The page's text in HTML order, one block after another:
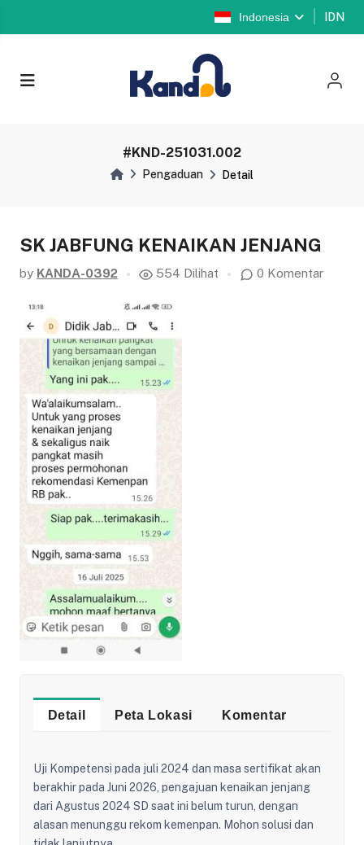
Indonesia IDN
#KND-251031.002
Pengaduan Detail
SK JABFUNG KENAIKAN JENJANG
by KANDA-0392 554 Dilihat 0 Komentar
Detail Peta Lokasi Komentar
Uji Kompetensi pada juli 2024 dan masa sertifikat akan
berakhir pada Juni 2026, pengajuan kenaikan jenjang
dari Agustus 2024 SD saat ini belum turun, dengan
alasan menunggu rekom kemenpan. Mohon solusi dan